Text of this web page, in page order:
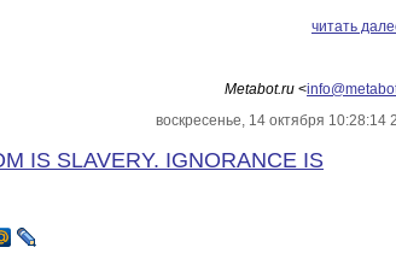
читать
Metabot.ru <
воскресенье, 14 октября 10:28:14
IS SLAVERY. IGNORANCE IS